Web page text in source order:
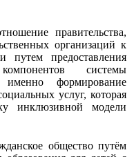
правительства,
организаций к
путем предоставления
системы
формирование
услуг, которая
инклюзивной модели
общество путём